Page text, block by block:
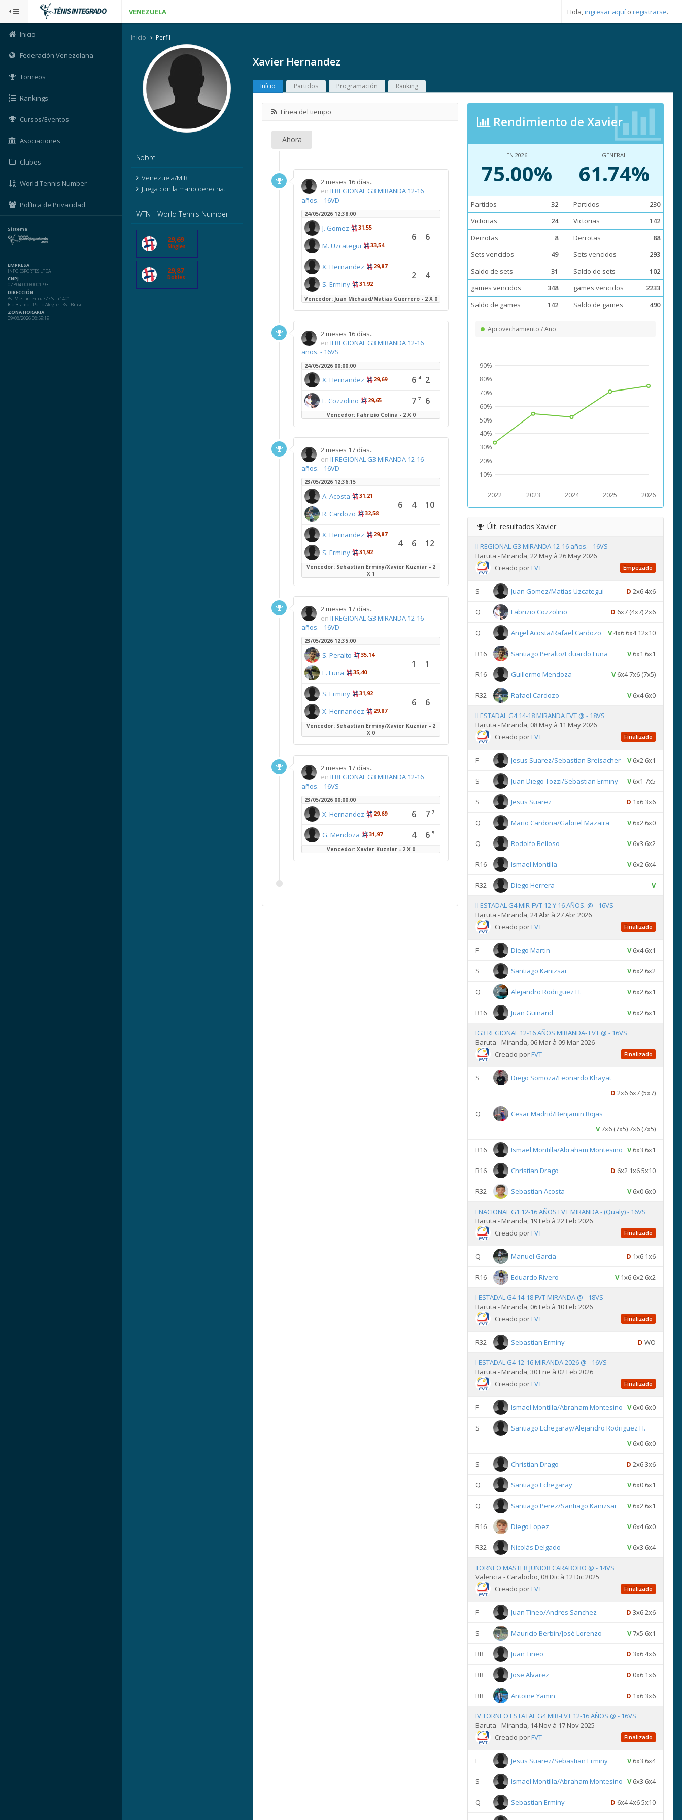
VENEZUELA Hola,ingresar aquí o registrarse.
Inicio
Federación Venezolana
Torneos
Rankings
Cursos/Eventos
Asociaciones
Clubes
World Tennis Number
Política de Privacidad
Sistema:
EMPRESA
INFO ESPORTES LTDA
CNPJ
07.804.000/0001-93
DIRECCIÓN
Av. Mostardeiro, 777 Sala 1401
Rio Branco - Porto Alegre - RS - Brasil
ZONA HORARIA
09/08/2026 08:59:19
Inicio Perfil
Xavier Hernandez
Sobre
Venezuela/MIR
Juega con la mano derecha.
WTN - World Tennis Number
29,69
Singles
29,87
Dobles
Início Partidos Programación Ranking
Línea del tiempo
Ahora
2 meses 16 días..
en II REGIONAL G3 MIRANDA 12-16
años. - 16VD
24/05/2026 12:38:00
J. Gomez 31,55
M. Uzcategui 33,54
6 6
X. Hernandez 29,87
S. Erminy 31,92
2 4
Vencedor: Juan Michaud/Matias Guerrero - 2 X 0
2 meses 16 días..
en II REGIONAL G3 MIRANDA 12-16
años. - 16VS
24/05/2026 00:00:00
X. Hernandez 29,69 6 4 2
F. Cozzolino 29,65 7 7 6
Vencedor: Fabrizio Colina - 2 X 0
2 meses 17 días..
en II REGIONAL G3 MIRANDA 12-16
años. - 16VD
23/05/2026 12:36:15
A. Acosta 31,21
R. Cardozo 32,58
6 4 10
X. Hernandez 29,87
S. Erminy 31,92
4 6 12
Vencedor: Sebastian Erminy/Xavier Kuzniar - 2
X 1
2 meses 17 días..
en II REGIONAL G3 MIRANDA 12-16
años. - 16VD
23/05/2026 12:35:00
S. Peralto 35,14
E. Luna 35,40
1 1
S. Erminy 31,92
X. Hernandez 29,87
6 6
Vencedor: Sebastian Erminy/Xavier Kuzniar - 2
X 0
2 meses 17 días..
en II REGIONAL G3 MIRANDA 12-16
años. - 16VS
23/05/2026 00:00:00
X. Hernandez 29,69 6 7 7
G. Mendoza 31,97 4 6 5
Vencedor: Xavier Kuzniar - 2 X 0
Rendimiento de Xavier
EN 2026
75.00%
Partidos
32
Victorias
24
Derrotas
8
Sets vencidos
49
Saldo de sets
31
games vencidos
348
Saldo de games
142
GENERAL
61.74%
Partidos
230
Victorias
142
Derrotas
88
Sets vencidos
293
Saldo de sets
102
games vencidos
2233
Saldo de games
490
Aprovechamiento / Año
2022 2023 2024 2025 2026
10%
20%
30%
40%
50%
60%
70%
80%
90%
Últ. resultados Xavier
II REGIONAL G3 MIRANDA 12-16 años. - 16VS
Baruta - Miranda, 22 May à 26 May 2026
Creado porFVT Empezado
S Juan Gomez/Matias Uzcategui D 2x6 4x6
Q Fabrizio Cozzolino D 6x7 (4x7) 2x6
Q Angel Acosta/Rafael Cardozo V4x6 6x4 12x10
R16 Santiago Peralto/Eduardo Luna V6x1 6x1
R16 Guillermo Mendoza V6x4 7x6 (7x5)
R32 Rafael Cardozo V6x4 6x0
II ESTADAL G4 14-18 MIRANDA FVT @ - 18VS
Baruta - Miranda, 08 May à 11 May 2026
Creado porFVT Finalizado
F Jesus Suarez/Sebastian Breisacher V6x2 6x1
S Juan Diego Tozzi/Sebastian Erminy V6x1 7x5
S Jesus Suarez D 1x6 3x6
Q Mario Cardona/Gabriel Mazaira V6x2 6x0
Q Rodolfo Belloso V6x3 6x2
R16 Ismael Montilla V6x2 6x4
R32 Diego Herrera V
II ESTADAL G4 MIR-FVT 12 Y 16 AÑOS. @ - 16VS
Baruta - Miranda, 24 Abr à 27 Abr 2026
Creado porFVT Finalizado
F Diego Martin V6x4 6x1
S Santiago Kanizsai V6x2 6x2
Q Alejandro Rodriguez H. V6x2 6x1
R16 Juan Guinand V6x2 6x1
IG3 REGIONAL 12-16 AÑOS MIRANDA- FVT @ - 16VS
Baruta - Miranda, 06 Mar à 09 Mar 2026
Creado porFVT Finalizado
S
Diego Somoza/Leonardo Khayat
D 2x6 6x7 (5x7)
Q
Cesar Madrid/Benjamin Rojas
V7x6 (7x5) 7x6 (7x5)
R16 Ismael Montilla/Abraham Montesino V6x3 6x1
R16 Christian Drago D 6x2 1x6 5x10
R32 Sebastian Acosta V6x0 6x0
I NACIONAL G1 12-16 AÑOS FVT MIRANDA - (Qualy) - 16VS
Baruta - Miranda, 19 Feb à 22 Feb 2026
Creado porFVT Finalizado
Q Manuel Garcia D 1x6 1x6
R16 Eduardo Rivero V1x6 6x2 6x2
I ESTADAL G4 14-18 FVT MIRANDA @ - 18VS
Baruta - Miranda, 06 Feb à 10 Feb 2026
Creado porFVT Finalizado
R32 Sebastian Erminy D WO
I ESTADAL G4 12-16 MIRANDA 2026 @ - 16VS
Baruta - Miranda, 30 Ene à 02 Feb 2026
Creado porFVT Finalizado
F Ismael Montilla/Abraham Montesino V6x0 6x0
S
Santiago Echegaray/Alejandro Rodriguez H.
V6x0 6x0
S Christian Drago D 2x6 3x6
Q Santiago Echegaray V6x0 6x1
Q Santiago Perez/Santiago Kanizsai V6x2 6x1
R16 Diego Lopez V6x4 6x0
R32 Nicolás Delgado V6x3 6x4
TORNEO MASTER JUNIOR CARABOBO @ - 14VS
Valencia - Carabobo, 08 Dic à 12 Dic 2025
Creado porFVT Finalizado
F Juan Tineo/Andres Sanchez D 3x6 2x6
S Mauricio Berbin/José Lorenzo V7x5 6x1
RR Juan Tineo D 3x6 4x6
RR Jose Alvarez D 0x6 1x6
RR Antoine Yamin D 1x6 3x6
IV TORNEO ESTATAL G4 MIR-FVT 12-16 AÑOS @ - 16VS
Baruta - Miranda, 14 Nov à 17 Nov 2025
Creado porFVT Finalizado
F Jesus Suarez/Sebastian Erminy V6x3 6x4
S Ismael Montilla/Abraham Montesino V6x3 6x4
Q Sebastian Erminy D 6x4 4x6 5x10